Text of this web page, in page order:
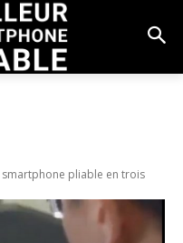
pliable en trois